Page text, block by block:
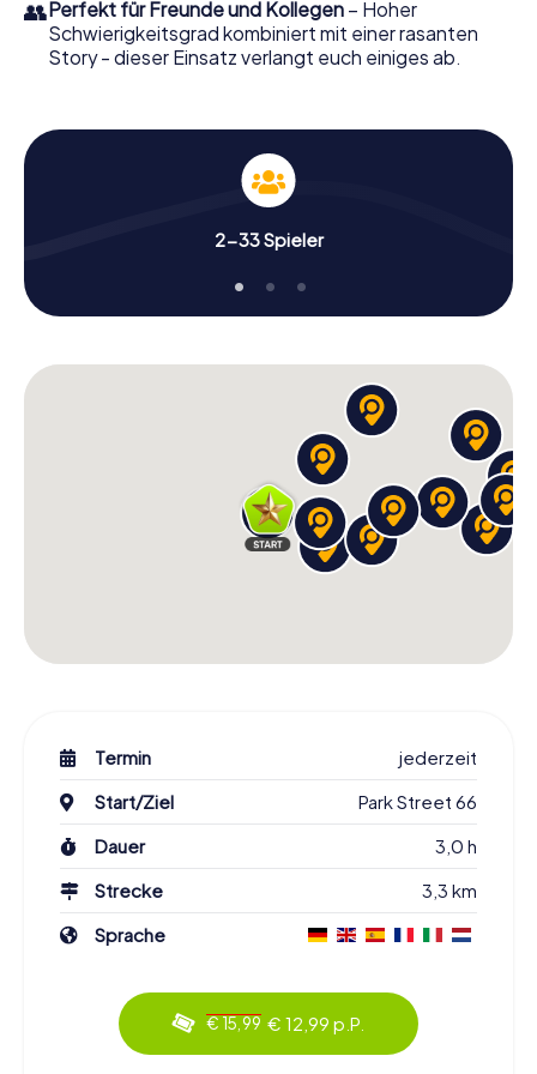
👥Perfekt für Freunde und Kollegen – Hoher
Schwierigkeitsgrad kombiniert mit einer rasanten
Story - dieser Einsatz verlangt euch einiges ab.
2-33 Spieler
Termin
jederzeit
Start/Ziel
Park Street 66
Dauer
3,0 h
Strecke
3,3 km
Sprache
€ 15,99 € 12,99 p.P.